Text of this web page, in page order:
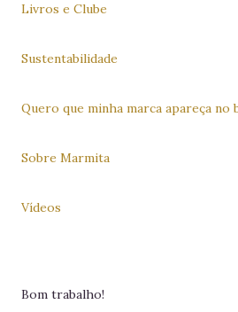
Livros e Clube
Sustentabilidade
Quero que minha marca apareça no
Sobre Marmita
Vídeos
Bom trabalho!